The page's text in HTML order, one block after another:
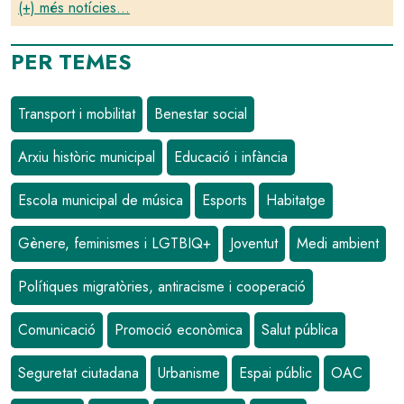
(+) més notícies...
PER TEMES
Transport i mobilitat Benestar social
Arxiu històric municipal Educació i infància
Escola municipal de música Esports Habitatge
Gènere, feminismes i LGTBIQ+ Joventut Medi ambient
Polítiques migratòries, antiracisme i cooperació
Comunicació Promoció econòmica Salut pública
Seguretat ciutadana Urbanisme Espai públic OAC